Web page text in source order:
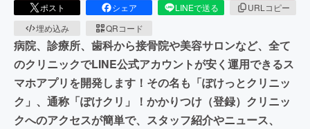
ポスト シェア LINEで送る
URLコピー
埋め込み
QRコード
病院、診療所、歯科から接骨院や美容サロンなど、全て
のクリニックでLINE公式アカウントが安く運用できるス
マホアプリを開発します！その名も「ぽけっとクリニッ
ク」、通称「ぽけクリ」！かかりつけ（登録）クリニッ
クへのアクセスが簡単で、スタッフ紹介やニュース、